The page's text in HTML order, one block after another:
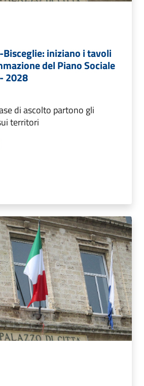
iniziano i tavoli
del Piano Sociale
2028
di ascolto partono gli
territori